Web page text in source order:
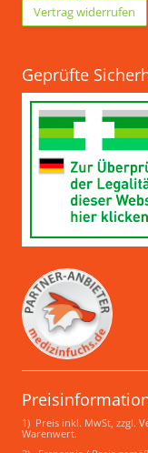
Vertrag widerrufen
Geprüfte
1) Preis inkl. MwSt, zzgl.
Warenwert.